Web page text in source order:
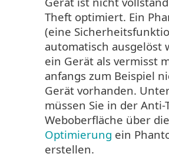
Theft optimiert. Ein
(eine
automatisch ausgelöst
ein Gerät als vermisst
anfangs zum Beispiel
Gerät vorhanden.
müssen Sie in der Anti-
Weboberfläche über
Optimierung ein
erstellen.